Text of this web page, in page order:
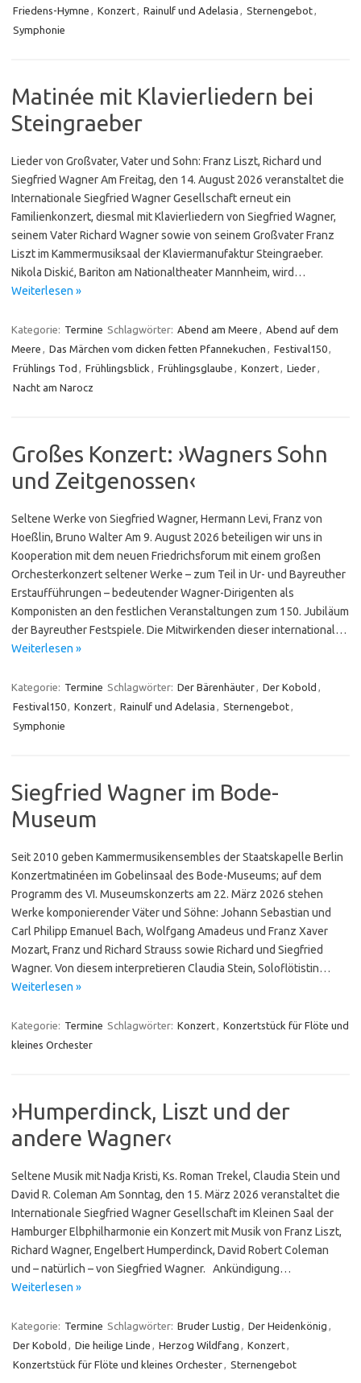
Friedens-Hymne , Konzert, Rainulf und Adelasia , Sternengebot,
Symphonie
Matinée mit Klavierliedern bei
Steingraeber
Lieder von Großvater, Vater und Sohn: Franz Liszt, Richard und
Siegfried Wagner Am Freitag, den 14. August 2026 veranstaltet die
Internationale Siegfried Wagner Gesellschaft erneut ein
Familienkonzert, diesmal mit Klavierliedern von Siegfried Wagner,
seinem Vater Richard Wagner sowie von seinem Großvater Franz
Liszt im Kammermusiksaal der Klavier­manu­faktur Stein­grae­ber.
Nikola Diskić, Bariton am Nationaltheater Mannheim, wird…
Weiterlesen »
Kategorie: Termine Schlagwörter: Abend am Meere , Abend auf dem
Meere , Das Märchen vom dicken fetten Pfannekuchen , Festival150,
Frühlings Tod , Frühlingsblick , Frühlingsglaube , Konzert, Lieder,
Nacht am Narocz
Großes Konzert: ›Wagners Sohn
und Zeitgenossen‹
Seltene Werke von Siegfried Wagner, Hermann Levi, Franz von
Hoeßlin, Bruno Walter Am 9. August 2026 beteiligen wir uns in
Kooperation mit dem neuen Friedrichsforum mit einem großen
Orchesterkonzert seltener Werke – zum Teil in Ur- und Bayreuther
Erstaufführungen – bedeutender Wagner-Diri­gen­ten als
Komponisten an den festlichen Veranstaltungen zum 150. Jubiläum
der Bayreuther Festspiele. Die Mitwirkenden dieser international…
Weiterlesen »
Kategorie: Termine Schlagwörter: Der Bärenhäuter, Der Kobold ,
Festival150, Konzert, Rainulf und Adelasia , Sternengebot,
Symphonie
Siegfried Wagner im Bode-
Museum
Seit 2010 geben Kammermusikensembles der Staatskapelle Berlin
Konzertmatinéen im Gobelinsaal des Bode-Museums; auf dem
Programm des VI. Museumskonzerts am 22. März 2026 stehen
Werke komponierender Väter und Söhne: Johann Sebastian und
Carl Philipp Emanuel Bach, Wolfgang Amadeus und Franz Xaver
Mozart, Franz und Richard Strauss sowie Richard und Siegfried
Wagner. Von diesem interpretieren Claudia Stein, Soloflötistin…
Weiterlesen »
Kategorie: Termine Schlagwörter: Konzert, Konzertstück für Flöte und
kleines Orchester
›Humperdinck, Liszt und der
andere Wagner‹
Seltene Musik mit Nadja Kristi, Ks. Roman Trekel, Claudia Stein und
David R. Coleman Am Sonntag, den 15. März 2026 veranstaltet die
Internationale Siegfried Wagner Gesellschaft im Kleinen Saal der
Hamburger Elbphilharmonie ein Konzert mit Musik von Franz Liszt,
Richard Wagner, Engelbert Humperdinck, David Robert Coleman
und – natürlich – von Siegfried Wagner. Ankündigung…
Weiterlesen »
Kategorie: Termine Schlagwörter: Bruder Lustig , Der Heidenkönig ,
Der Kobold , Die heilige Linde , Herzog Wildfang , Konzert,
Konzertstück für Flöte und kleines Orchester, Sternengebot